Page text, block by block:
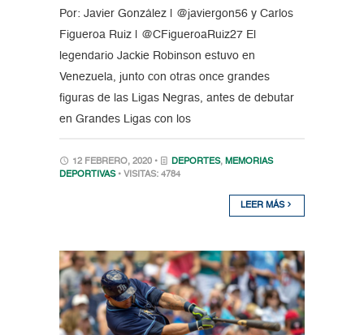
Por: Javier González | @javiergon56 y Carlos
Figueroa Ruiz | @CFigueroaRuiz27 El
legendario Jackie Robinson estuvo en
Venezuela, junto con otras once grandes
figuras de las Ligas Negras, antes de debutar
en Grandes Ligas con los
12 FEBRERO, 2020 • DEPORTES, MEMORIAS
DEPORTIVAS • VISITAS: 4784
LEER MÁS